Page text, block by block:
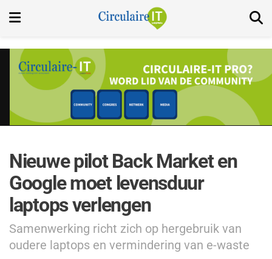
Nieuwe pilot Back Market en
Google moet levensduur
laptops verlengen
Samenwerking richt zich op hergebruik van
oudere laptops en vermindering van e-waste